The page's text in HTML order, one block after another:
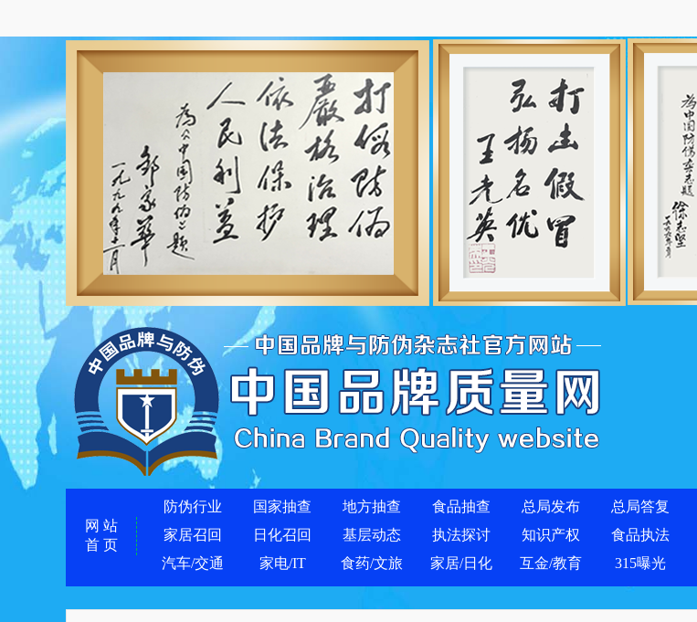
网 站
首 页
防伪行业 国家抽查 地方抽查 食品抽查 总局发布 总局答复
家居召回
日化召回 基层动态 执法探讨 知识产权 食品执法
汽车/交通
家电/IT 食药/文旅 家居/日化 互金/教育 315曝光